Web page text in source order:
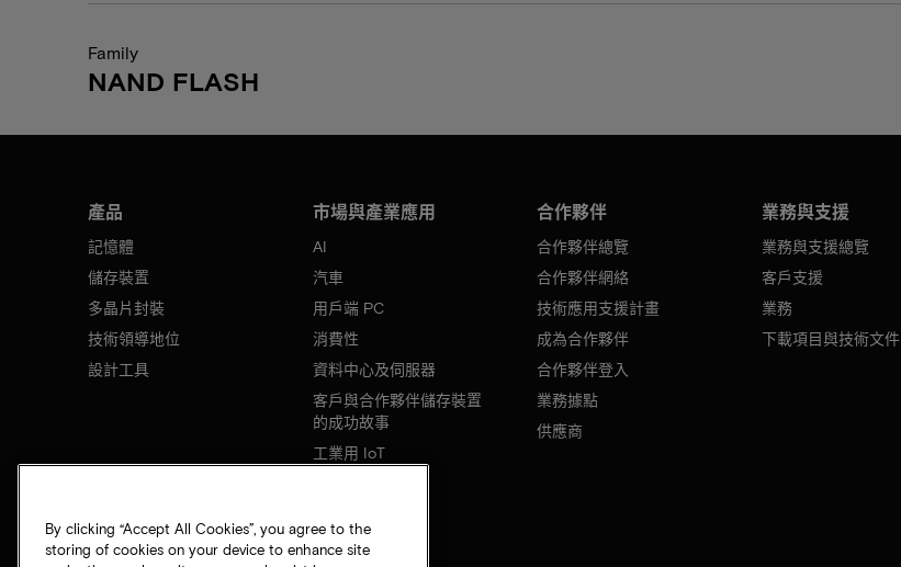
Family
NAND FLASH
產品
記憶體
儲存裝置
多晶片封裝
技術領導地位
設計工具
市場與產業應用
AI
汽車
用戶端 PC
消費性
資料中心及伺服器
客戶與合作夥伴儲存裝置
的成功故事
工業用 IoT
合作夥伴
合作夥伴總覽
合作夥伴網絡
技術應用支援計畫
成為合作夥伴
合作夥伴登入
業務據點
供應商
業務與支援
業務與支援總覽
客戶支援
業務
下載項目與技術文件
By clicking “Accept All Cookies”, you agree to the
storing of cookies on your device to enhance site